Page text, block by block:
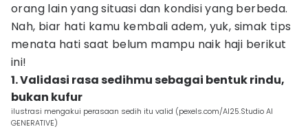
orang lain yang situasi dan kondisi yang berbeda.
Nah, biar hati kamu kembali adem, yuk, simak tips
menata hati saat belum mampu naik haji berikut
ini!
1. Validasi rasa sedihmu sebagai bentuk rindu,
bukan kufur
ilustrasi mengakui perasaan sedih itu valid (pexels.com/AI25.Studio AI
GENERATIVE)